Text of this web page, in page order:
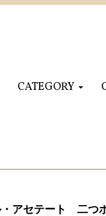
CATEGORY
アセテート 二つ